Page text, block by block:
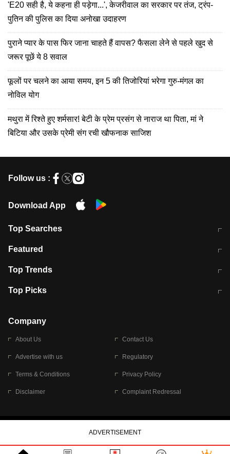
'E20 सही है, ये कहना ही पड़ेगा...', केजरीवाल का सरकार पर तंज, ट्रंप-
पुतिन की पुलिस का दिया अनोखा उदाहरण
पुराने प्यार के पास फिर जाना चाहते हैं वापस? फैसला लेने से पहले खुद से
जरूर पूछें ये 8 सवाल
फूलों पर चलने का आया समय, इन 5 की तिजोरियां भरेगा गुरु-मंगल का
नोविल योग
मथुरा में रिश्ते हुए शर्मसार! बेटी के प्रेम प्रसंग से नाराज था पिता, मां ने
बिटिया और उसके प्रेमी संग रची खौफनाक साजिश
Follow us :
Download App
Top Searches
मुंबई में लगे 'जेन जी' के पोस्टर, लिखा- 'मैं
Featured
10 अगस्त को विधानसभा का घेराव करेंगे
Top Trends
RBI का नया नियम: अब बैंकों को अपनी सभी
Top Picks
बारिश की चेतावनी
Company
About Us Contact Us
Advertise with us Regulatory
Terms & Conditions Privacy Policy
Disclaimer Complaint Redressal